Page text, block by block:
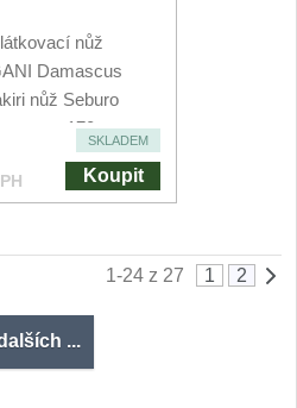
nůž
Damascus
nůž Seburo
170mm
SKLADEM
Koupit
1-24 z 27 1 2
...